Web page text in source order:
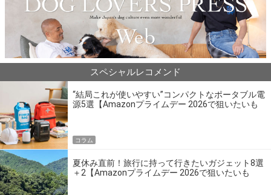
スペシャルレコメンド
“結局これが使いやすい”コンパクトなポータブル電
源5選【Amazonプライムデー 2026で狙いたいも
コラム
夏休み直前！旅行に持って行きたいガジェット8選
＋2【Amazonプライムデー 2026で狙いたいも